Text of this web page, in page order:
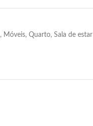
, Móveis, Quarto, Sala de estar